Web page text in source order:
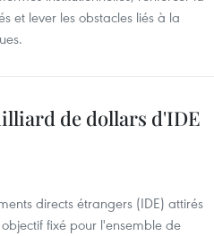
et lever les obstacles liés à la
de dollars d'IDE
directs étrangers (IDE) attirés
fixé pour l'ensemble de